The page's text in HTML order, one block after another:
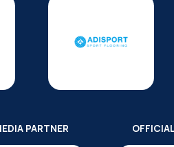
PARTNER